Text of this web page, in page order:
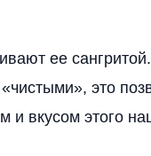
ее
это
и вкусом этого